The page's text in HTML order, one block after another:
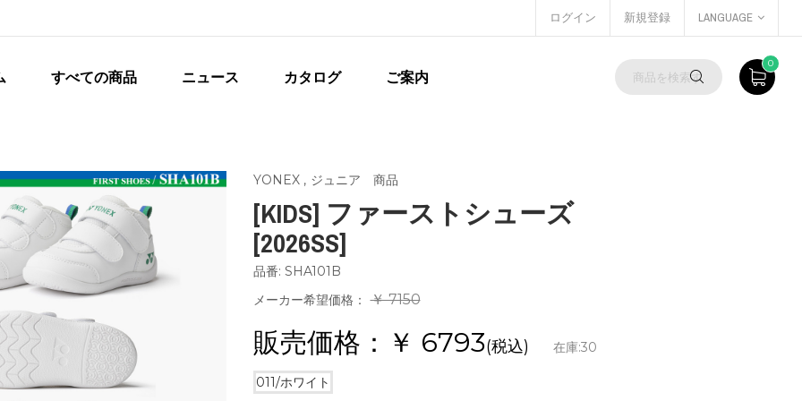
ログイン 新規登録 LANGUAGE
すべての商品 ニュース カタログ ご案内
0
YONEX, ジュニア 商品
[KIDS] ファーストシューズ
[2026SS]
品番: SHA101B
メーカー希望価格： ￥ 7150
販売価格：￥ 6793(税込) 在庫:30
011/ホワイト